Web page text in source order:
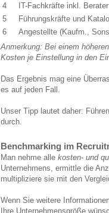
4
IT-Fachkräfte inkl. Berater
5
Führungskräfte und
6
Angestellte (Kaufm.,
Anmerkung: Bei einem
Kosten je Einstellung in den
Das Ergebnis mag eine
es auf jeden Fall.
Unser Tipp lautet daher:
durch.
Benchmarking im
Man nehme alle kosten- und
Unternehmens, ermittle die
multipliziere sie mit den
Wenn Sie weitere
Ihre Unternehmensgröße